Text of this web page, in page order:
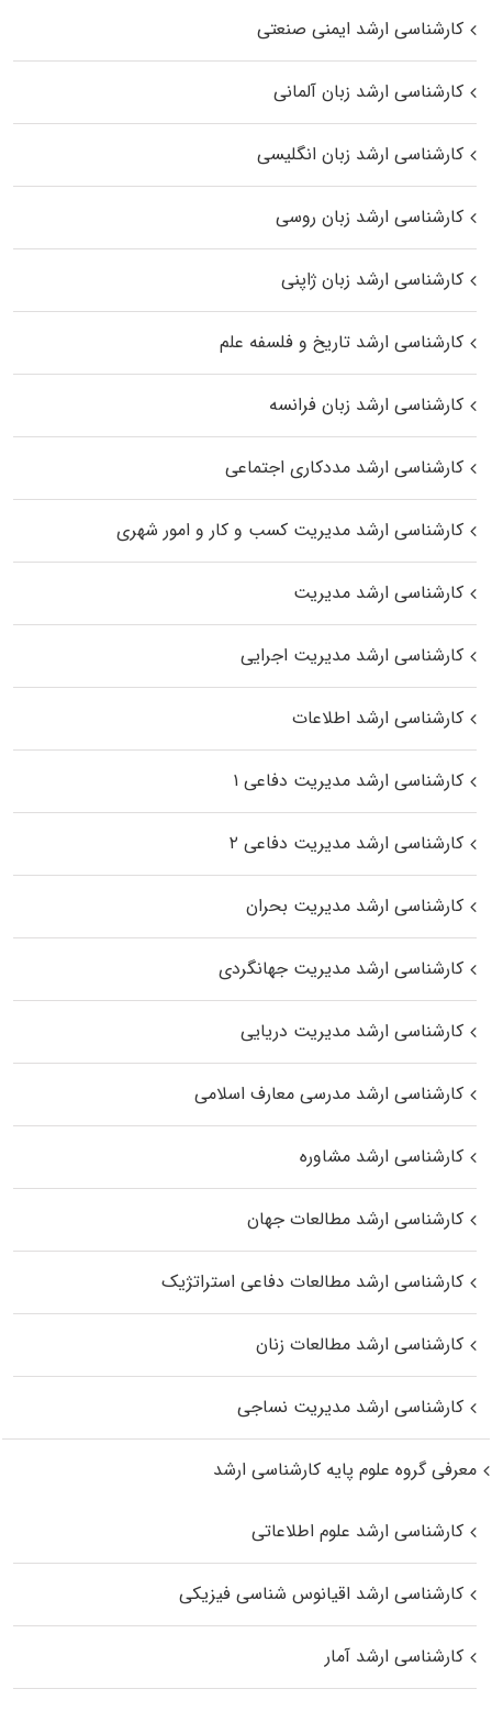
کارشناسی ارشد ایمنی صنعتی
کارشناسی ارشد زبان آلمانی
کارشناسی ارشد زبان انگلیسی
کارشناسی ارشد زبان روسی
کارشناسی ارشد زبان ژاپنی
کارشناسی ارشد تاریخ و فلسفه علم
کارشناسی ارشد زبان فرانسه
کارشناسی ارشد مددکاری اجتماعی
کارشناسی ارشد مدیریت کسب و کار و امور شهری
کارشناسی ارشد مدیریت
کارشناسی ارشد مدیریت اجرایی
کارشناسی ارشد اطلاعات
کارشناسی ارشد مدیریت دفاعی ۱
کارشناسی ارشد مدیریت دفاعی ۲
کارشناسی ارشد مدیریت بحران
کارشناسی ارشد مدیریت جهانگردی
کارشناسی ارشد مدیریت دریایی
کارشناسی ارشد مدرسی معارف اسلامی
کارشناسی ارشد مشاوره
کارشناسی ارشد مطالعات جهان
کارشناسی ارشد مطالعات دفاعی استراتژیک
کارشناسی ارشد مطالعات زنان
کارشناسی ارشد مدیریت نساجی
معرفی گروه علوم پایه کارشناسی ارشد
کارشناسی ارشد علوم اطلاعاتی
کارشناسی ارشد اقیانوس‌ شناسی فیزیکی
کارشناسی ارشد آمار